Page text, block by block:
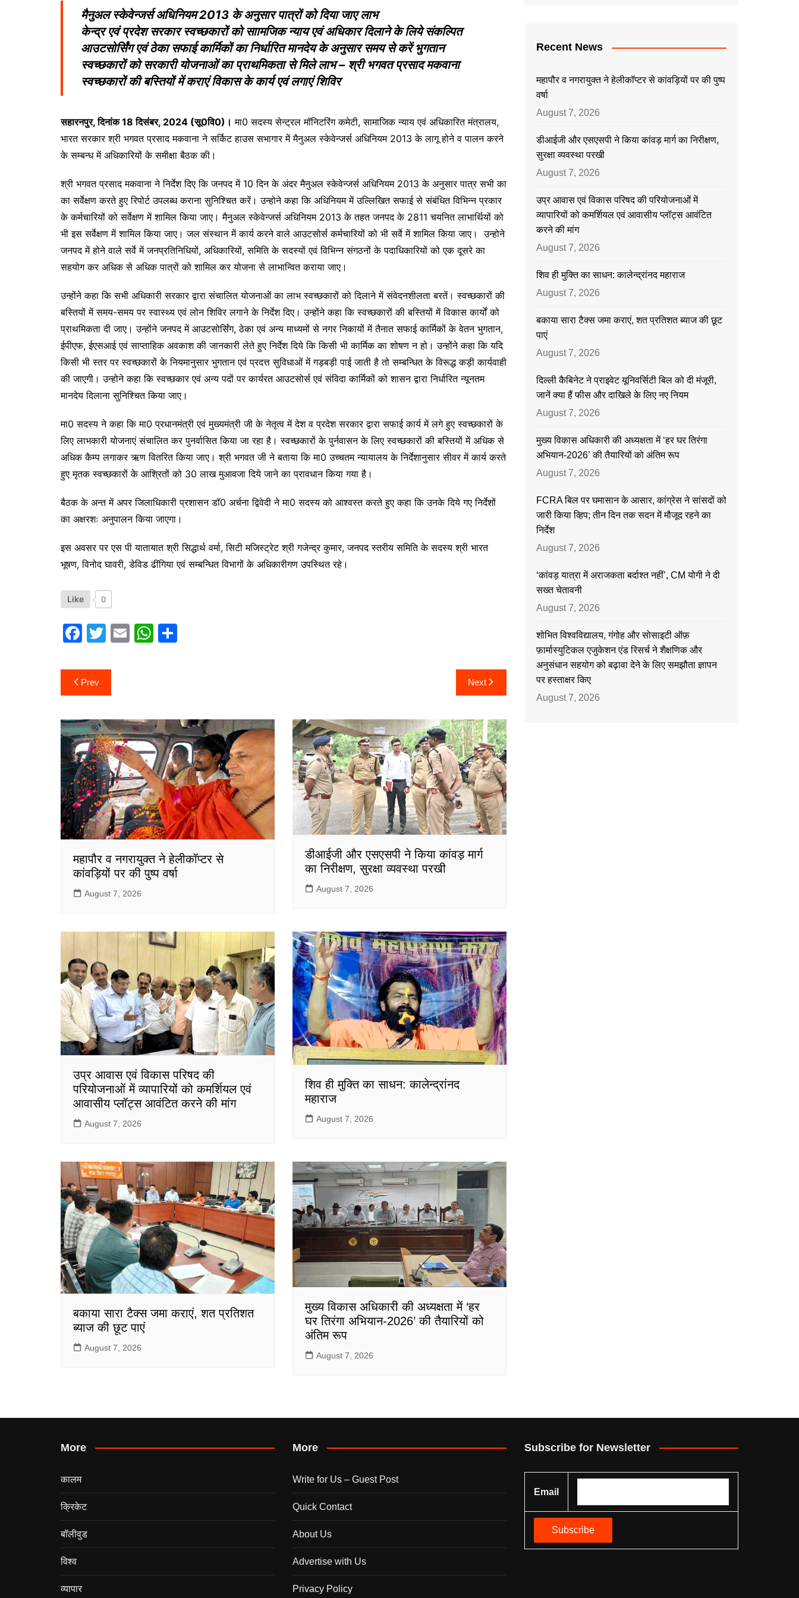
मैनुअल स्केवेन्जर्स अधिनियम 2013 के अनुसार पात्रों को दिया जाए लाभ
केन्द्र एवं प्रदेश सरकार स्वच्छकारों को साामजिक न्याय एवं अधिकार दिलाने के लिये संकल्पित
आउटसोर्सिंग एवं ठेका सफाई कार्मिकों का निर्धारित मानदेय के अनुसार समय से करें भुगतान
स्वच्छकारों को सरकारी योजनाओं का प्राथमिकता से मिले लाभ – श्री भगवत प्रसाद मकवाना
स्वच्छकारों की बस्तियों में कराएं विकास के कार्य एवं लगाएं शिविर
सहारनपुर, दिनांक 18 दिसंबर, 2024 (सू0वि0)। मा0 सदस्य सेन्ट्रल मॉनिटरिंग कमेटी, सामाजिक न्याय एवं अधिकारित मंत्रालय,
भारत सरकार श्री भगवत प्रसाद मकवाना ने सर्किट हाउस सभागार में मैनुअल स्केवेन्जर्स अधिनियम 2013 के लागू होने व पालन करने
के सम्बन्ध में अधिकारियों के समीक्षा बैठक की।
श्री भगवत प्रसाद मकवाना ने निर्देश दिए कि जनपद में 10 दिन के अंदर मैनुअल स्केवेन्जर्स अधिनियम 2013 के अनुसार पात्र सभी का
का सर्वेक्षण करते हुए रिपोर्ट उपलब्ध कराना सुनिश्चित करें। उन्होने कहा कि अधिनियम में उल्लिखित सफाई से संबंधित विभिन्न प्रकार
के कर्मचारियों को सर्वेक्षण में शामिल किया जाए। मैनुअल स्केवेन्जर्स अधिनियम 2013 के तहत जनपद के 2811 चयनित लाभार्थियों को
भी इस सर्वेक्षण में शामिल किया जाए। जल संस्थान में कार्य करने वाले आउटसोर्स कर्मचारियों को भी सर्वे में शामिल किया जाए। उन्होने
जनपद में होने वाले सर्वे में जनप्रतिनिधियों, अधिकारियों, समिति के सदस्यों एवं विभिन्न संगठनों के पदाधिकारियों को एक दूसरे का
सहयोग कर अधिक से अधिक पात्रों को शामिल कर योजना से लाभान्वित कराया जाए।
उन्होंने कहा कि सभी अधिकारी सरकार द्वारा संचालित योजनाओं का लाभ स्वच्छकारों को दिलाने में संवेदनशीलता बरतें। स्वच्छकारों की
बस्तियों में समय-समय पर स्वास्थ्य एवं लोन शिविर लगाने के निर्देश दिए। उन्होंने कहा कि स्वच्छकारों की बस्तियों में विकास कार्यों को
प्राथमिकता दी जाए। उन्होंने जनपद में आउटसोर्सिंग, ठेका एवं अन्य माध्यमों से नगर निकायों में तैनात सफाई कार्मिकों के वेतन भुगतान,
ईपीएफ, ईएसआई एवं साप्ताहिक अवकाश की जानकारी लेते हुए निर्देश दिये कि किसी भी कार्मिक का शोषण न हो। उन्होंने कहा कि यदि
किसी भी स्तर पर स्वच्छकारों के नियमानुसार भुगतान एवं प्रदत्त सुविधाओं में गड़बड़ी पाई जाती है तो सम्बन्धित के विरूद्ध कड़ी कार्यवाही
की जाएगी। उन्होने कहा कि स्वच्छकार एवं अन्य पदों पर कार्यरत आउटसोर्स एवं संविदा कार्मिकों को शासन द्वारा निर्धारित न्यूनतम
मानदेय दिलाना सुनिश्चित किया जाए।
मा0 सदस्य ने कहा कि मा0 प्रधानमंत्री एवं मुख्यमंत्री जी के नेतृत्व में देश व प्रदेश सरकार द्वारा सफाई कार्य में लगे हुए स्वच्छकारों के
लिए लाभकारी योजनाएं संचालित कर पुनर्वासित किया जा रहा है। स्वच्छकारों के पुर्नवासन के लिए स्वच्छकारों की बस्तियों में अधिक से
अधिक कैम्प लगाकर ऋण वितरित किया जाए। श्री भगवत जी ने बताया कि मा0 उच्चतम न्यायालय के निर्देशानुसार सीवर में कार्य करते
हुए मृतक स्वच्छकारों के आश्रितों को 30 लाख मुआवजा दिये जाने का प्रावधान किया गया है।
बैठक के अन्त में अपर जिलाधिकारी प्रशासन डॉ0 अर्चना द्विवेदी ने मा0 सदस्य को आश्वस्त करते हुए कहा कि उनके दिये गए निर्देशों
का अक्षरशः अनुपालन किया जाएगा।
इस अवसर पर एस पी यातायात श्री सिद्धार्थ वर्मा, सिटी मजिस्ट्रेट श्री गजेन्द्र कुमार, जनपद स्तरीय समिति के सदस्य श्री भारत
भूषण, विनोद घावरी, डेविड ढींगिया एवं सम्बन्धित विभागों के अधिकारीगण उपस्थित रहे।
Like 0
F
c
e
o
o
k
T
itt
er
E
W
p
p
Post
navigation
Prev Next
महापौर व नगरायुक्त ने हेलीकॉप्टर से
कांवड़ियों पर की पुष्प वर्षा
August 7, 2026
डीआईजी और एसएसपी ने किया कांवड़ मार्ग
का निरीक्षण, सुरक्षा व्यवस्था परखी
August 7, 2026
उप्र आवास एवं विकास परिषद की
परियोजनाओं में व्यापारियों को कमर्शियल एवं
आवासीय प्लॉट्स आवंटित करने की मांग
August 7, 2026
शिव ही मुक्ति का साधन: कालेन्द्रांनद
महाराज
August 7, 2026
बकाया सारा टैक्स जमा कराएं, शत प्रतिशत
ब्याज की छूट पाएं
August 7, 2026
मुख्य विकास अधिकारी की अध्यक्षता में ‘हर
घर तिरंगा अभियान-2026’ की तैयारियों को
अंतिम रूप
August 7, 2026
Recent News
महापौर व नगरायुक्त ने हेलीकॉप्टर से कांवड़ियों पर की पुष्प
वर्षा
August 7, 2026
डीआईजी और एसएसपी ने किया कांवड़ मार्ग का निरीक्षण,
सुरक्षा व्यवस्था परखी
August 7, 2026
उप्र आवास एवं विकास परिषद की परियोजनाओं में
व्यापारियों को कमर्शियल एवं आवासीय प्लॉट्स आवंटित
करने की मांग
August 7, 2026
शिव ही मुक्ति का साधन: कालेन्द्रांनद महाराज
August 7, 2026
बकाया सारा टैक्स जमा कराएं, शत प्रतिशत ब्याज की छूट
पाएं
August 7, 2026
दिल्ली कैबिनेट ने प्राइवेट यूनिवर्सिटी बिल को दी मंजूरी,
जानें क्या हैं फीस और दाखिले के लिए नए नियम
August 7, 2026
मुख्य विकास अधिकारी की अध्यक्षता में ‘हर घर तिरंगा
अभियान-2026’ की तैयारियों को अंतिम रूप
August 7, 2026
FCRA बिल पर घमासान के आसार, कांग्रेस ने सांसदों को
जारी किया व्हिप; तीन दिन तक सदन में मौजूद रहने का
निर्देश
August 7, 2026
‘कांवड़ यात्रा में अराजकता बर्दाश्त नहीं’, CM योगी ने दी
सख्त चेतावनी
August 7, 2026
शोभित विश्वविद्यालय, गंगोह और सोसाइटी ऑफ़
फ़ार्मास्युटिकल एजुकेशन एंड रिसर्च ने शैक्षणिक और
अनुसंधान सहयोग को बढ़ावा देने के लिए समझौता ज्ञापन
पर हस्ताक्षर किए
August 7, 2026
More
कालम
क्रिकेट
बॉलीवुड
विश्व
व्यापार
More
Write for Us – Guest Post
Quick Contact
About Us
Advertise with Us
Privacy Policy
Subscribe for Newsletter
Email